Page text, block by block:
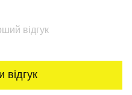
відгук
відгук